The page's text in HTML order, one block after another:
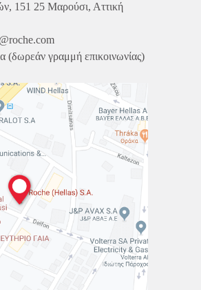
151 25 Μαρούσι, Αττική
(δωρεάν γραμμή επικοινωνίας)